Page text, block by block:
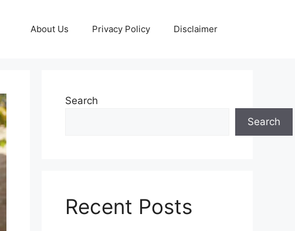
About Us Privacy Policy Disclaimer
Search
Search
Recent Posts